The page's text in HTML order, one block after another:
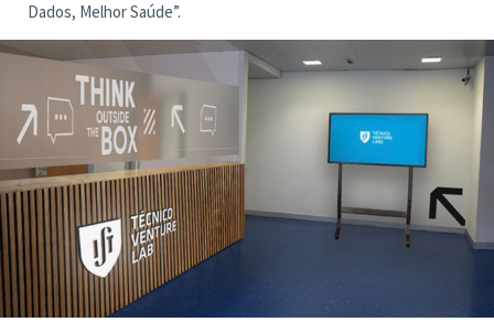
Dados, Melhor Saúde”.